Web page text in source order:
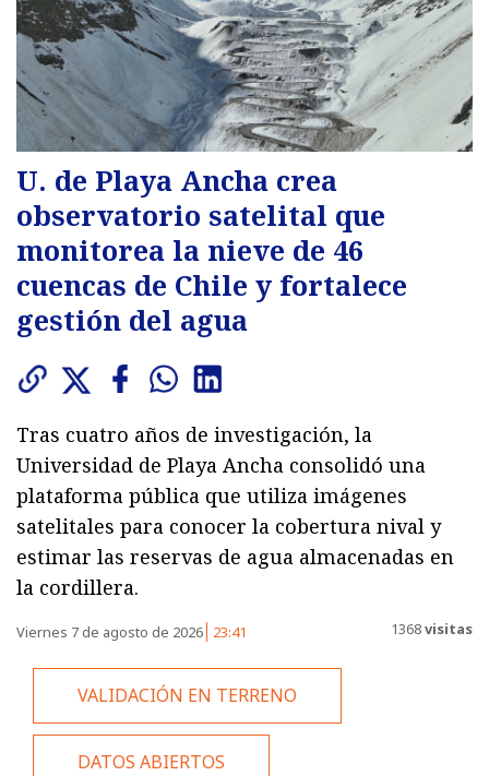
U. de Playa Ancha crea
observatorio satelital que
monitorea la nieve de 46
cuencas de Chile y fortalece
gestión del agua
Tras cuatro años de investigación, la
Universidad de Playa Ancha consolidó una
plataforma pública que utiliza imágenes
satelitales para conocer la cobertura nival y
estimar las reservas de agua almacenadas en
la cordillera.
Viernes 7 de agosto de 2026 23:41 1368visitas
VALIDACIÓN EN TERRENO
DATOS ABIERTOS